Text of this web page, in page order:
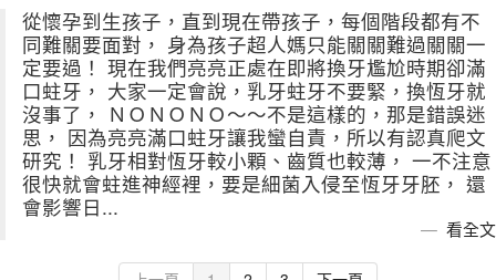
從懷孕到生孩子，直到現在帶孩子，每個階段都有不
同難關要面對， 身為孩子超人媽只能關關難過關關一
定要過！ 現在我們亮亮正處在即將換牙尷尬時期卻滿
口蛀牙， 大家一定會說，乳牙蛀牙不要緊，換恆牙就
沒事了， ＮＯＮＯＮＯ～～不是這樣的，那是錯誤迷
思， 因為亮亮滿口蛀牙讓我蠻自責，所以有認真爬文
研究！ 乳牙相對恆牙較小顆、齒質也較薄， 一不注意
很快就會蛀進神經裡，要是細菌入侵至恆牙牙胚， 還
會影響日...
看全文